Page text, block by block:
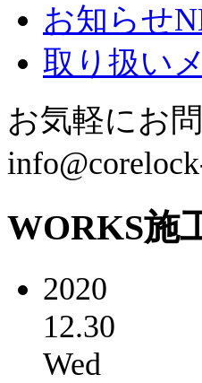
お知らせ
取り扱い
お気軽にお
WORKS施
2020
12.30
Wed